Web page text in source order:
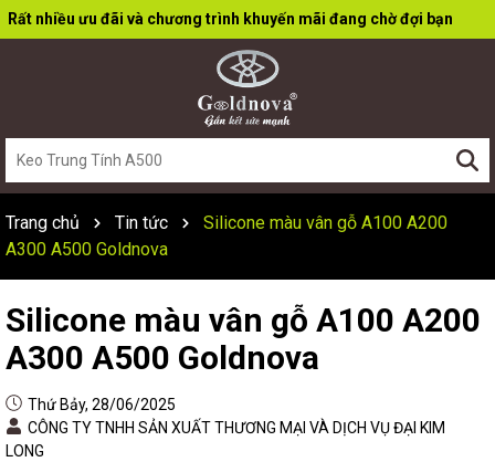
Rất nhiều ưu đãi và chương trình khuyến mãi đang chờ đợi bạn
Trang chủ Tin tức
Silicone màu vân gỗ A100 A200
A300 A500 Goldnova
Silicone màu vân gỗ A100 A200
A300 A500 Goldnova
Thứ Bảy, 28/06/2025
CÔNG TY TNHH SẢN XUẤT THƯƠNG MẠI VÀ DỊCH VỤ ĐẠI KIM
LONG